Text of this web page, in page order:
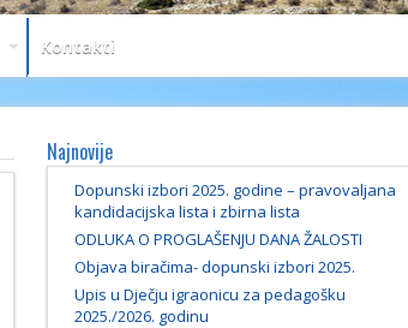
Kontakti
Najnovije
Dopunski izbori 2025. godine – pravovaljana
kandidacijska lista i zbirna lista
ODLUKA O PROGLAŠENJU DANA ŽALOSTI
Objava biračima- dopunski izbori 2025.
Upis u Dječju igraonicu za pedagošku
2025./2026. godinu